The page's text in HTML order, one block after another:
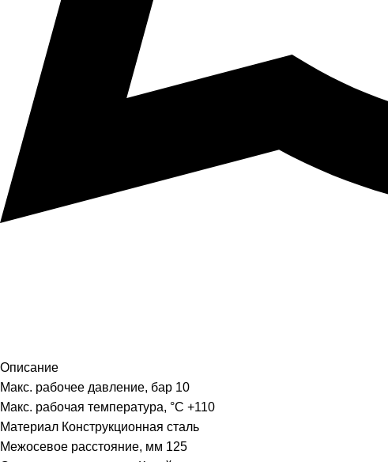
Описание
Макс. рабочее давление, бар 10
Макс. рабочая температура, °C +110
Материал Конструкционная сталь
Межосевое расстояние, мм 125